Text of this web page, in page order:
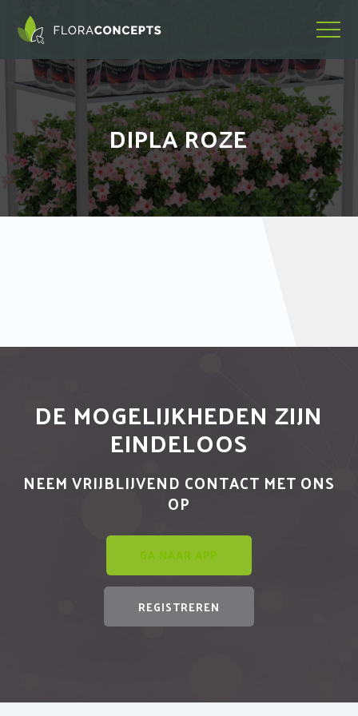
DIPLA ROZE
DE MOGELIJKHEDEN ZIJN
EINDELOOS
NEEM VRIJBLIJVEND CONTACT MET ONS
OP
GA NAAR APP
REGISTREREN